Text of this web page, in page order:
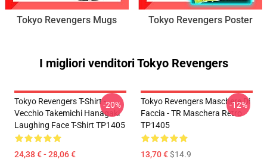
Tokyo Revengers Mugs Tokyo Revengers Poster
I migliori venditori Tokyo Revengers
Tokyo Revengers T-Shirt -
Vecchio Takemichi Hanagaki
Laughing Face T-Shirt TP1405
24,38 € - 28,06 €
-20%
Tokyo Revengers Maschere Di
Faccia - TR Maschera Retro
TP1405
13,70 €$14.9
-12%